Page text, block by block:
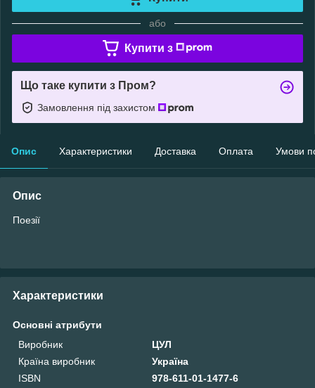
або
Купити з
Що таке купити з Пром?
Замовлення під захистом
Опис Характеристики Доставка Оплата Умови
Опис
Поезії
Характеристики
Основні атрибути
Виробник
ЦУЛ
Країна виробник
Україна
ISBN
978-611-01-1477-6